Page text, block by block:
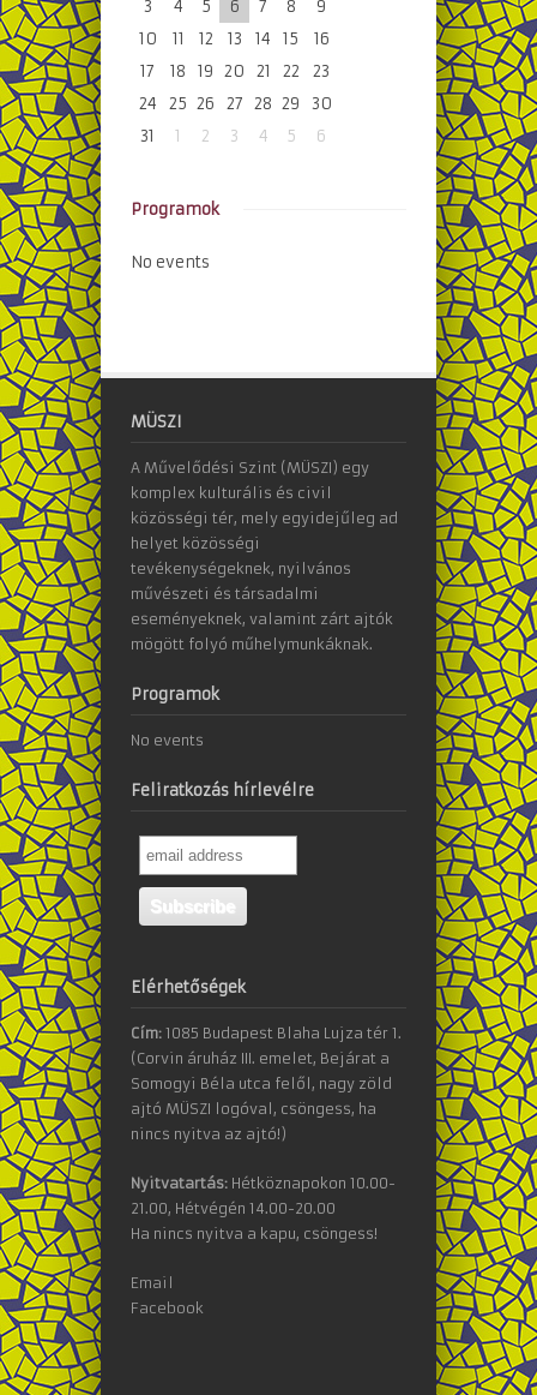
3
4 5 6 7 8
9
10
11 12 13 14 15
16
17
18 19 20 21 22
23
24
25 26 27 28 29
30
31
1 2 3 4 5 6
Programok
No events
MÜSZI
A Művelődési Szint (MÜSZI) egy
komplex kulturális és civil
közösségi tér, mely egyidejűleg ad
helyet közösségi
tevékenységeknek, nyilvános
művészeti és társadalmi
eseményeknek, valamint zárt ajtók
mögött folyó műhelymunkáknak.
Programok
No events
Feliratkozás hírlevélre
Elérhetőségek
Cím: 1085 Budapest Blaha Lujza tér 1.
(Corvin áruház III. emelet, Bejárat a
Somogyi Béla utca felől, nagy zöld
ajtó MÜSZI logóval, csöngess, ha
nincs nyitva az ajtó!)
Nyitvatartás: Hétköznapokon 10.00-
21.00, Hétvégén 14.00-20.00
Ha nincs nyitva a kapu, csöngess!
Email
Facebook